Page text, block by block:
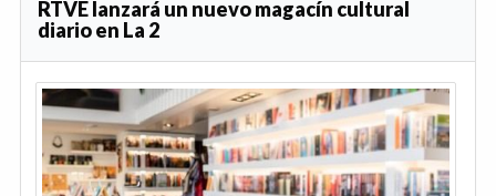
RTVE lanzará un nuevo magacín cultural
diario en La 2